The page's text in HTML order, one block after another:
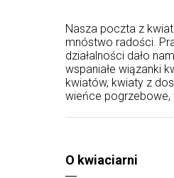
Nasza poczta z
mnóstwo radości.
działalności dało
wspaniałe wiązanki
kwiatów, kwiaty z
wieńce pogrzebowe,
O kwiaciarni